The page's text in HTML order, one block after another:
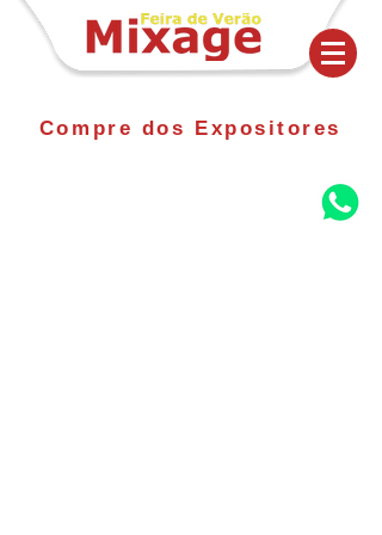
Compre dos Expositores